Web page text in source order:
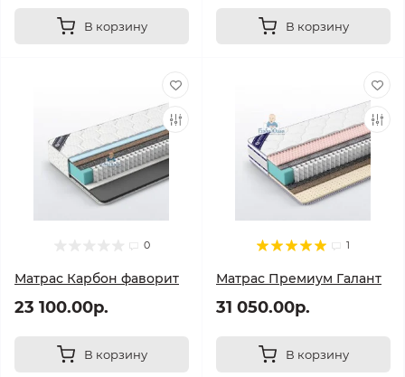
В корзину В корзину
0
Матрас Карбон фаворит
23 100.00р.
В корзину
1
Матрас Премиум Галант
31 050.00р.
В корзину